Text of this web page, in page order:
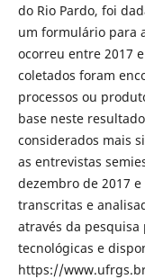
do Rio Pardo, foi
um formulário para
ocorreu entre 2017
coletados foram
processos ou
base neste
considerados mais
as entrevistas
dezembro de 2017
transcritas e
através da
tecnológicas e
https://